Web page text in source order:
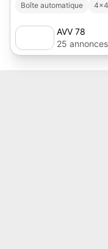
Boîte automatique
AVV 78
25 annonces